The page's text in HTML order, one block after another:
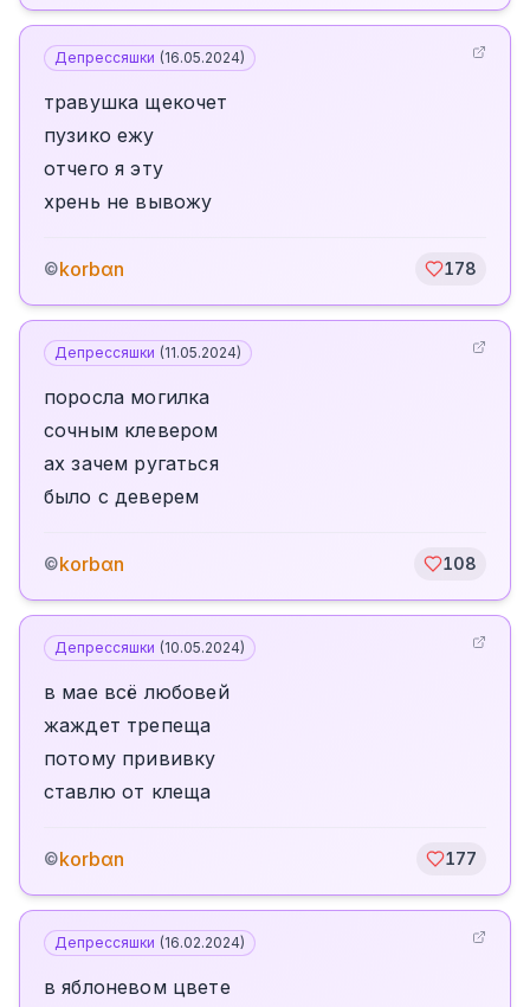
Депрессяшки (16.05.2024)
травушка щекочет
пузико ежу
отчего я эту
хрень не вывожу
©korbαn 178
Депрессяшки (11.05.2024)
поросла могилка
сочным клевером
ах зачем ругаться
было с деверем
©korbαn 108
Депрессяшки (10.05.2024)
в мае всё любовей
жаждет трепеща
потому прививку
ставлю от клеща
©korbαn 177
Депрессяшки (16.02.2024)
в яблоневом цвете